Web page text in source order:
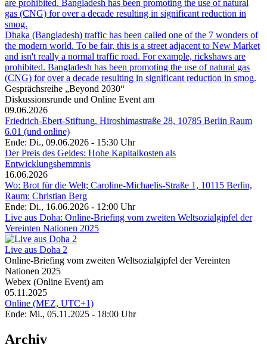
Dhaka (Bangladesh) traffic has been called one of the 7 wonders of
the modern world. To be fair, this is a street adjacent to New Market
and isn't really a normal traffic road. For example, rickshaws are
prohibited. Bangladesh has been promoting the use of natural gas
(CNG) for over a decade resulting in significant reduction in smog.
Gesprächsreihe „Beyond 2030“
Diskussionsrunde und Online Event am
09.06.2026
Friedrich-Ebert-Stiftung, Hiroshimastraße 28, 10785 Berlin Raum
6.01 (und online)
Ende: Di., 09.06.2026 - 15:30 Uhr
Der Preis des Geldes: Hohe Kapitalkosten als
Entwicklungshemmnis
16.06.2026
Wo: Brot für die Welt; Caroline-Michaelis-Straße 1, 10115 Berlin,
Raum: Christian Berg
Ende: Di., 16.06.2026 - 12:00 Uhr
Live aus Doha: Online-Briefing vom zweiten Weltsozialgipfel der
Vereinten Nationen 2025
Live aus Doha 2
Online-Briefing vom zweiten Weltsozialgipfel der Vereinten
Nationen 2025
Webex (Online Event) am
05.11.2025
Online (MEZ, UTC+1)
Ende: Mi., 05.11.2025 - 18:00 Uhr
Archiv